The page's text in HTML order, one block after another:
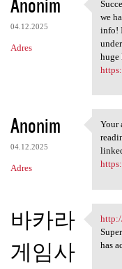
04.12.2025
Adres
we
info!
huge
Anonim
04.12.2025
Adres
Your
Your
바카라
게임사
has